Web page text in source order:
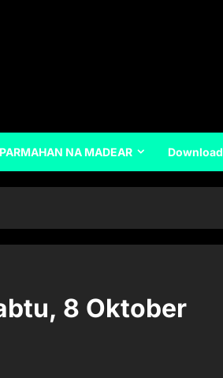
PARMAHAN NA MADEAR Download
8 Oktober